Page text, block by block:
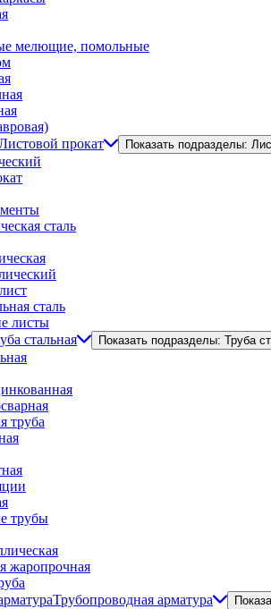
мелющие, помольные
прокат
Показать подразделы:
сталь
сталь
листы
стальная
Показать подразделы: Труба
труба
трубы
жаропрочная
Трубопроводная арматура